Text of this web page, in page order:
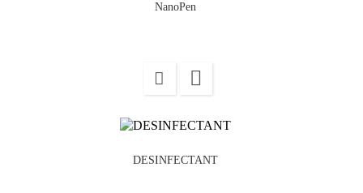
NanoPen

DESINFECTANT